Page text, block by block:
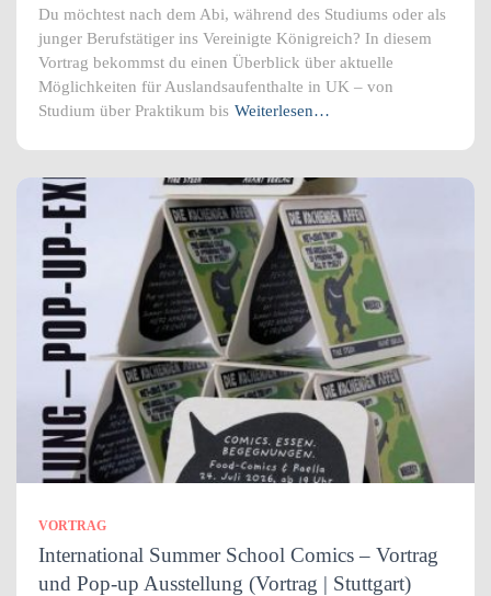
Du möchtest nach dem Abi, während des Studiums oder als
junger Berufstätiger ins Vereinigte Königreich? In diesem
Vortrag bekommst du einen Überblick über aktuelle
Möglichkeiten für Auslandsaufenthalte in UK – von
Studium über Praktikum bis Weiterlesen…
VORTRAG
International Summer School Comics – Vortrag
und Pop-up Ausstellung (Vortrag | Stuttgart)